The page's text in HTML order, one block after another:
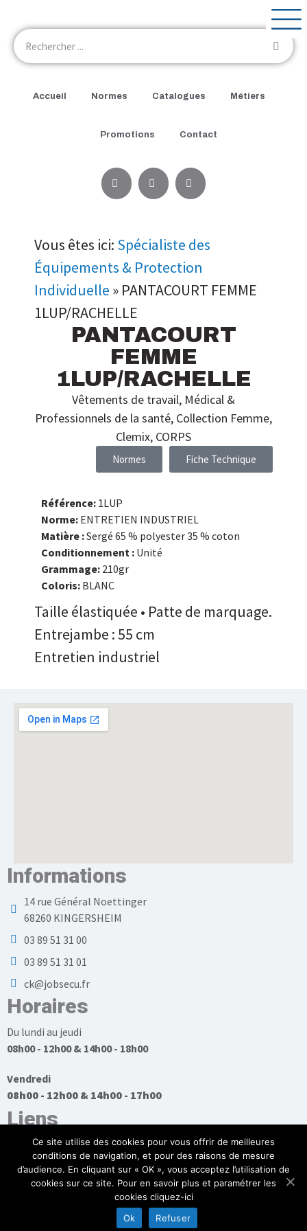
Accueil Normes Catalogues Métiers
Promotions Contact
Vous êtes ici: Spécialiste des
Équipements & Protection
Individuelle » PANTACOURT FEMME
1LUP/RACHELLE
PANTACOURT
FEMME
1LUP/RACHELLE
Vêtements de travail, Médical &
Professionnels de la santé, Collection Femme,
Clemix, CORPS
Normes Fiche Technique
Référence: 1LUP
Norme: ENTRETIEN INDUSTRIEL
Matière :Sergé 65 % polyester 35 % coton
Conditionnement : Unité
Grammage: 210gr
Coloris: BLANC
Taille élastiquée • Patte de marquage.
Entrejambe : 55 cm
Entretien industriel
Informations
14 rue Général Noettinger
68260 KINGERSHEIM
03 89 51 31 00
03 89 51 31 01
ck@jobsecu.fr
Horaires
Du lundi au jeudi
08h00 - 12h00 & 14h00 - 18h00
Vendredi
08h00 - 12h00 & 14h00 - 17h00
Liens
Mentions légales et politique de confidentialité
Ce site utilise des cookies pour vous offrir de meilleures
conditions de navigation, et pour des raisons de mesure
d’audience. En cliquant sur « OK », vous acceptez l’utilisation de
cookies sur ce site. Pour en savoir plus et paramétrer les
cookies cliquez-ici
Ok
Refuser